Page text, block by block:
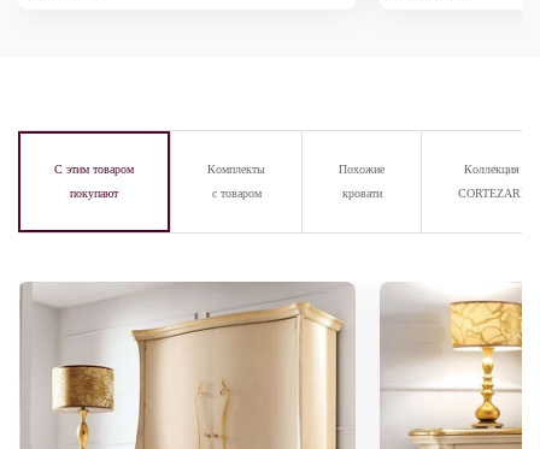
С этим товаром
покупают
Комплекты
с товаром
Похожие
кровати
Коллекция
CORTEZARI